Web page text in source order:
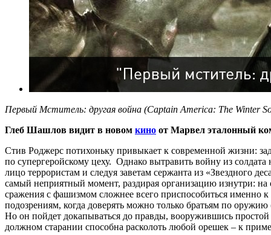
Первый Мститель: другая война (Captain America: The Winter
Глеб Шашлов видит в новом кино от Марвел эталонный
Стив Роджерс потихоньку привыкает к современной жизни:
по супергеройскому цеху. Однако вытравить войну из
лицо террористам и следуя заветам сержанта из «Звездного
самый неприятный момент, раздирая организацию изнутри: на
сражения с фашизмом сложнее всего приспособиться
подозрениям, когда доверять можно только братьям по
Но он пойдет докапываться до правды, вооружившись
должном старании способна расколоть любой орешек – к